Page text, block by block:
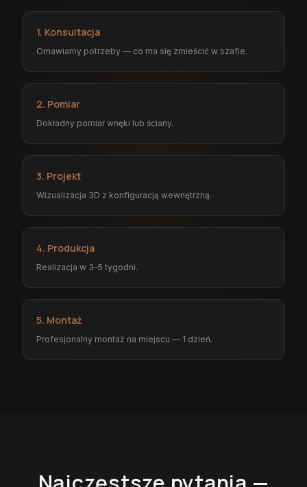
1. Konsultacja
Omawiamy potrzeby — co ma się zmieścić w szafie.
2. Pomiar
Dokładny pomiar wnęki lub ściany.
3. Projekt
Wizualizacja 3D z konfiguracją wewnętrzną.
4. Produkcja
Realizacja w 3–5 tygodni.
5. Montaż
Profesjonalny montaż na miejscu — 1 dzień.